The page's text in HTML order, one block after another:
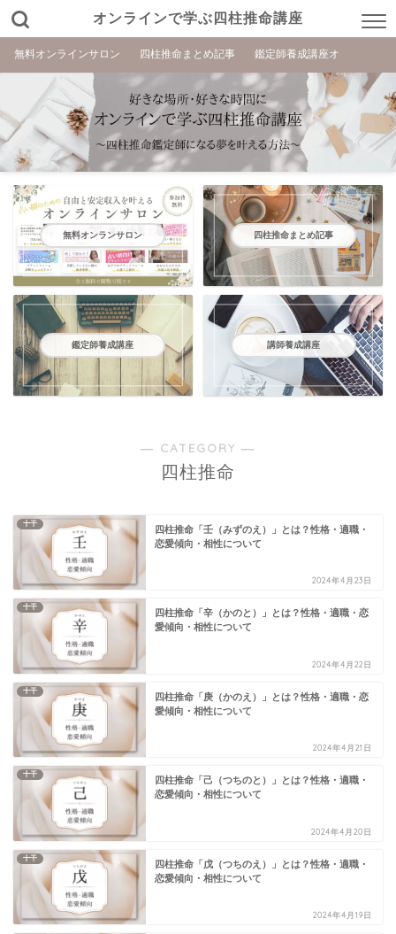
オンラインで学ぶ四柱推命講座
無料オンラインサロン 四柱推命まとめ記事 鑑定師養成講座オ
無料オンランサロン 四柱推命まとめ記事
鑑定師養成講座 講師養成講座
― CATEGORY ―
四柱推命
十干
四柱推命「壬（みずのえ）」とは？性格・適職・
恋愛傾向・相性について
2024年4月23日
十干
四柱推命「辛（かのと）」とは？性格・適職・恋
愛傾向・相性について
2024年4月22日
十干
四柱推命「庚（かのえ）」とは？性格・適職・恋
愛傾向・相性について
2024年4月21日
十干
四柱推命「己（つちのと）」とは？性格・適職・
恋愛傾向・相性について
2024年4月20日
十干
四柱推命「戊（つちのえ）」とは？性格・適職・
恋愛傾向・相性について
2024年4月19日